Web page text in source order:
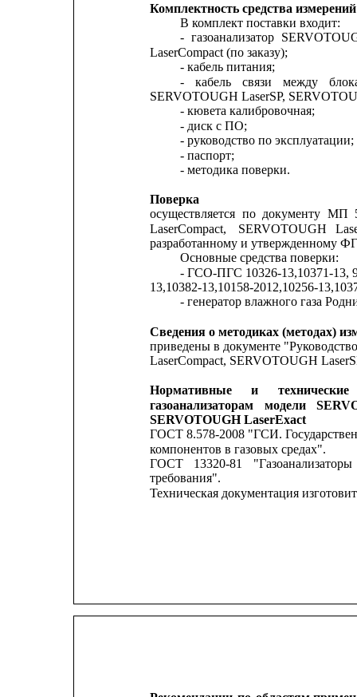
Комплектность средства измерений
В комплект поставки входит:
- газоанализатор
LaserCompact (по заказу);
- кабель питания;
-
кабель связи между
SERVOTOUGH LaserSP,
- кювета калибровочная;
- диск с ПО;
- руководство по эксплуатации;
- паспорт;
- методика поверки.
Поверка
осуществляется по документу МП
LaserCompact,
SERVOTOUGH
разработанному и
Основные средства поверки:
- ГСО-ПГС 10326-13,10371-13,
13,10382-13,10158-2012,10256-
- генератор влажного газа
Сведения о методиках (методах)
приведены в документе
LaserCompact, SERVOTOUGH
Нормативные и
технические
газоанализаторам
модели
SERVOTOUGH LaserExact
ГОСТ 8.578-2008 "ГСИ.
компонентов в газовых средах".
ГОСТ
13320-81
"Газоанализаторы
требования".
Техническая документация